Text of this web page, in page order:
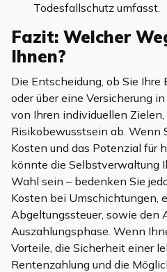
Todesfallschutz umfasst.
Fazit: Welcher
Ihnen?
Die Entscheidung, ob Sie
oder über eine Versicherung
von Ihren individuellen
Risikobewusstsein ab. Wenn
Kosten und das Potenzial für
könnte die Selbstverwaltung
Wahl sein – bedenken Sie
Kosten bei Umschichtungen,
Abgeltungssteuer, sowie den
Auszahlungsphase. Wenn
Vorteile, die Sicherheit einer
Rentenzahlung und die